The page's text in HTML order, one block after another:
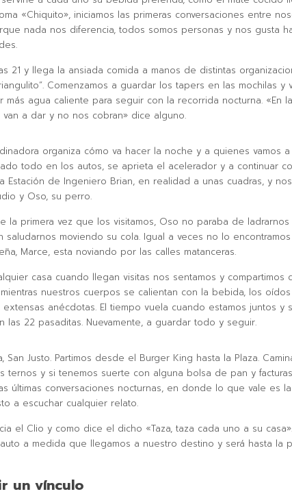
«Chiquito», iniciamos las primeras conversaciones entre
nada nos diferencia, todos somos personas y nos gusta
21 y llega la ansiada comida a manos de distintas
Comenzamos a guardar los tapers en las mochilas y
más agua caliente para seguir con la recorrida nocturna. «En
a dar y no nos cobran» dice alguno.
organiza cómo va hacer la noche y a quienes vamos a
todo en los autos, se aprieta el acelerador y a continuar
Estación de Ingeniero Brian, en realidad a unas cuadras, y
y Oso, su perro.
la primera vez que los visitamos, Oso no paraba de
saludarnos moviendo su cola. Igual a veces no lo
Marce, esta noviando por las calles matanceras.
casa cuando llegan visitas nos sentamos y compartimos
nuestros cuerpos se calientan con la bebida, los
anécdotas. El tiempo vuela cuando estamos juntos y
las 22 pasaditas. Nuevamente, a guardar todo y seguir.
San Justo. Partimos desde el Burger King hasta la Plaza.
ternos y si tenemos suerte con alguna bolsa de pan y
últimas conversaciones nocturnas, en donde lo que vale es
a escuchar cualquier relato.
el Clio y como dice el dicho «Taza, taza cada uno a su
a medida que llegamos a nuestro destino y será hasta la
un vínculo